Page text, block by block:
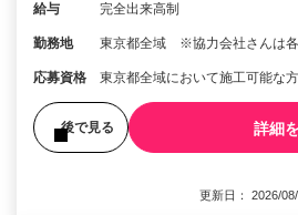
給与 完全出来高制
勤務地 東京都全域 ※協力会社さんは
応募資格 東京都全域において施工可能な方
後で見る 詳細
更新日： 2026/